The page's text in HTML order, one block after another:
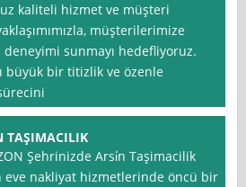
kaliteli hizmet ve müşteri
müşterilerimize
sunmayı hedefliyoruz.
büyük bir titizlik ve özenle
TAŞIMACILIK
Şehrinizde Arsi̇n Taşimacilik
eve nakliyat hizmetlerinde öncü bir